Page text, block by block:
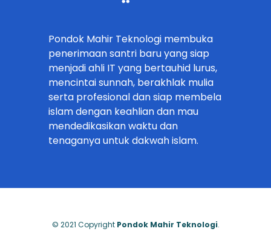
Pondok Mahir Teknologi membuka
penerimaan santri baru yang siap
menjadi ahli IT yang bertauhid lurus,
mencintai sunnah, berakhlak mulia
serta profesional dan siap membela
islam dengan keahlian dan mau
mendedikasikan waktu dan
tenaganya untuk dakwah islam.
© 2021 Copyright Pondok Mahir Teknologi.